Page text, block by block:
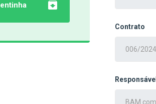
Contrato
Responsável